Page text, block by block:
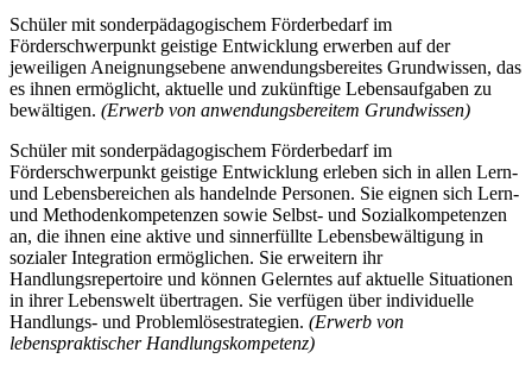
Schüler mit sonderpädagogischem Förderbedarf im
Förderschwerpunkt geistige Entwicklung erwerben auf der
jeweiligen Aneignungsebene anwendungsbereites Grundwissen, das
es ihnen ermöglicht, aktuelle und zukünftige Lebensaufgaben zu
bewältigen. (Erwerb von anwendungsbereitem Grundwissen)
Schüler mit sonderpädagogischem Förderbedarf im
Förderschwerpunkt geistige Entwicklung erleben sich in allen Lern-
und Lebensbereichen als handelnde Personen. Sie eignen sich Lern-
und Methodenkompetenzen sowie Selbst- und Sozialkompetenzen
an, die ihnen eine aktive und sinnerfüllte Lebensbewältigung in
sozialer Integration ermöglichen. Sie erweitern ihr
Handlungsrepertoire und können Gelerntes auf aktuelle Situationen
in ihrer Lebenswelt übertragen. Sie verfügen über individuelle
Handlungs- und Problemlösestrategien. (Erwerb von
lebenspraktischer Handlungskompetenz)